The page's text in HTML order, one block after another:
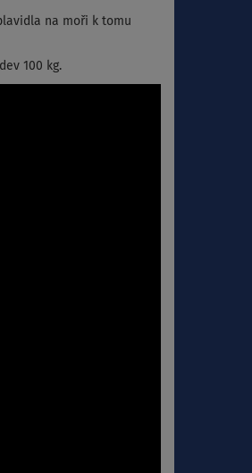
na moři k tomu
100 kg.